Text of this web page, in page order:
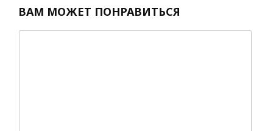
ВАМ МОЖЕТ ПОНРАВИТЬСЯ